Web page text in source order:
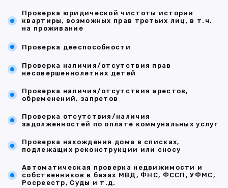
Проверка юридической чистоты истории
квартиры, возможных прав третьих лиц, в т.ч.
на проживание
Проверка дееспособности
Проверка наличия/отсутствия прав
несовершеннолетних детей
Проверка наличия/отсутствия арестов,
обременений, запретов
Проверка отсутствия/наличия
задолженностей по оплате коммунальных услуг
Проверка нахождения дома в списках,
подлежащих реконструкции или сносу
Автоматическая проверка недвижимости и
собственников в базах МВД, ФНС, ФССП, УФМС,
Росреестр, Суды и т.д.